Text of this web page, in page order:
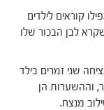
קוראים לילדים
לבן הבכור שלו
שני זמרים בילד
וההשערות הן
מנצח.